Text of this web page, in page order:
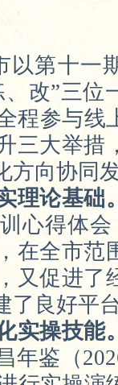
第十一
改”三位
程参与线
三大举措
方向协同
理论基础
心得体
在全市范
又促进了
了良好平
实操技能
年鉴（